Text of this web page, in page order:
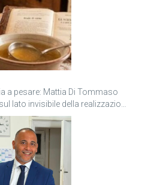
a pesare: Mattia Di Tommaso
lato invisibile della realizzazione